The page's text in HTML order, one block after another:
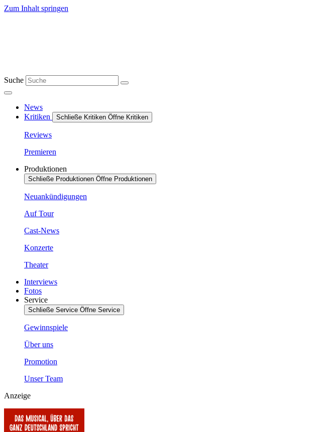
Zum Inhalt springen
Suche
News
Kritiken
Schließe Kritiken Öffne Kritiken
Reviews
Premieren
Produktionen
Schließe Produktionen Öffne Produktionen
Neuankündigungen
Auf Tour
Cast-News
Konzerte
Theater
Interviews
Fotos
Service
Schließe Service Öffne Service
Gewinnspiele
Über uns
Promotion
Unser Team
Anzeige